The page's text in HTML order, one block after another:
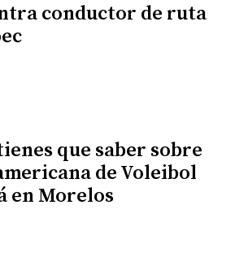
conductor de ruta
que saber sobre
de Voleibol
en Morelos